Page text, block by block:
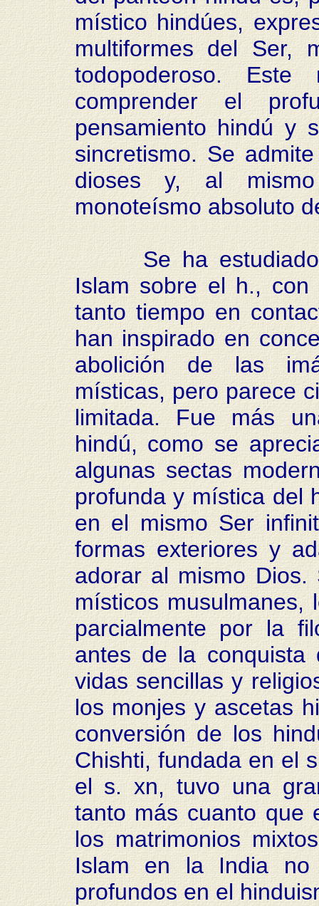
místico hindúes,
multiformes del Ser,
todopoderoso.
comprender el
pensamiento hindú y
sincretismo. Se
dioses y, al
monoteísmo absoluto
Se ha estudiado
Islam sobre el h.,
tanto tiempo en
han inspirado en
abolición de las
místicas, pero parece
limitada. Fue más
hindú, como se
algunas sectas
profunda y mística del
en el mismo Ser
formas exteriores y
adorar al mismo
místicos musulmanes,
parcialmente por la
antes de la
vidas sencillas y
los monjes y ascetas
conversión de los
Chishti, fundada en el
el s. xn, tuvo una
tanto más cuanto que
los matrimonios
Islam en la India no
profundos en el